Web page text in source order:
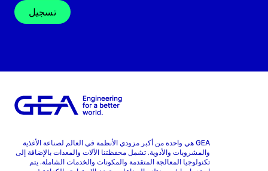
تسجيل
GEA هي واحدة من أكبر مزودي الأنظمة في العالم لصناعة الأغذية
والمشروبات والأدوية. تشمل محفظتنا الآلات والمعدات بالإضافة إلى
تكنولوجيا المعالجة المتقدمة والمكونات والخدمات الشاملة. يتم